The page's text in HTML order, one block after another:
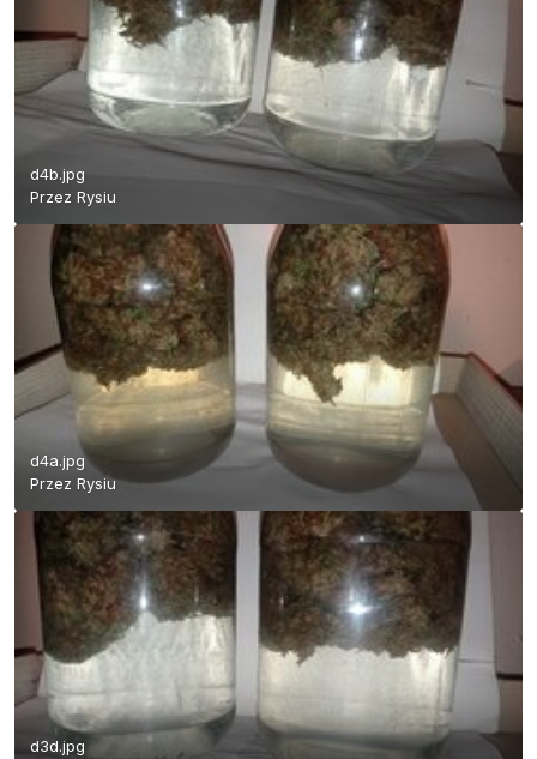
d4b.jpg
Przez Rysiu
d4a.jpg
Przez Rysiu
d3d.jpg